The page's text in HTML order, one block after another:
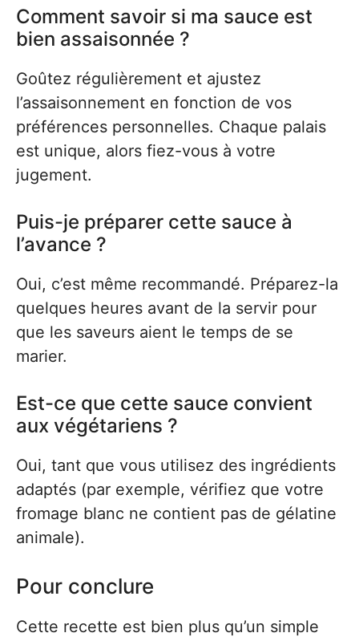
Comment savoir si ma sauce est
bien assaisonnée ?
Goûtez régulièrement et ajustez
l’assaisonnement en fonction de vos
préférences personnelles. Chaque palais
est unique, alors fiez-vous à votre
jugement.
Puis-je préparer cette sauce à
l’avance ?
Oui, c’est même recommandé. Préparez-la
quelques heures avant de la servir pour
que les saveurs aient le temps de se
marier.
Est-ce que cette sauce convient
aux végétariens ?
Oui, tant que vous utilisez des ingrédients
adaptés (par exemple, vérifiez que votre
fromage blanc ne contient pas de gélatine
animale).
Pour conclure
Cette recette est bien plus qu’un simple